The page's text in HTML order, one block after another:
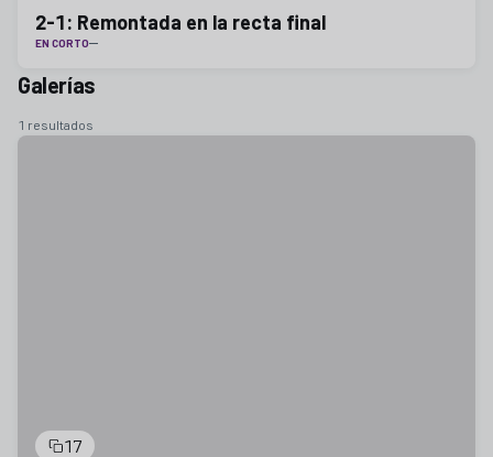
2-1: Remontada en la recta final
EN CORTO
Galerías
1 resultados
17